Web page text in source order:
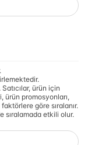
ürün için
ürün promosyonları,
göre sıralanır.
sıralamada etkili olur.